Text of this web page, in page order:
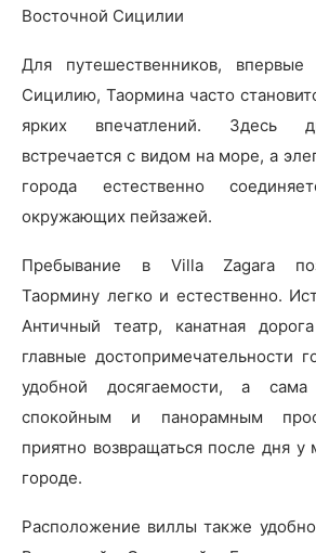
Восточной Сицилии
Для путешественников,
Сицилию, Таормина часто
ярких впечатлений. Здесь
встречается с видом на море, а
города естественно
окружающих пейзажей.
Пребывание в Villa Zagara
Таормину легко и естественно.
Античный театр, канатная
главные достопримечательности
удобной досягаемости, а сама
спокойным и панорамным
приятно возвращаться после дня
городе.
Расположение виллы также